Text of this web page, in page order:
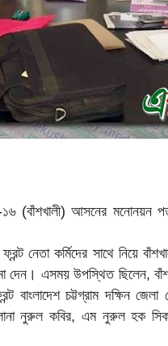
(বাঁশখালী) আসনের মনোনয়ন
নেতা কর্মিদের সাথে নিয়ে
এসময় উপস্থিত ছিলেন,
বাংলাদেশ চট্টগ্রাম দক্ষিন
নুরুল কবির, এম নুরুল হক